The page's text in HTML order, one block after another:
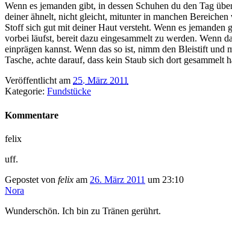
Wenn es jemanden gibt, in dessen Schuhen du den Tag
deiner ähnelt, nicht gleicht, mitunter in manchen
Stoff sich gut mit deiner Haut versteht. Wenn es jemanden
vorbei läufst, bereit dazu eingesammelt zu werden. Wenn
einprägen kannst. Wenn das so ist, nimm den Bleistift und
Tasche, achte darauf, dass kein Staub sich dort
Veröffentlicht am 25. März 2011
Kategorie: Fundstücke
Kommentare
felix
uff.
Gepostet von felix am 26. März 2011 um 23:10
Nora
Wunderschön. Ich bin zu Tränen gerührt.